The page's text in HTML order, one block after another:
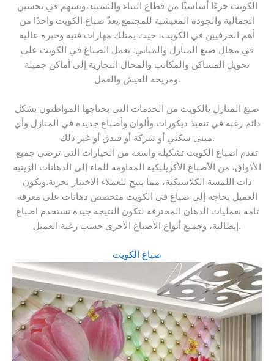
الكويت جزءًا أساسيًا من قطاع البناء والتشييد،وتسهم في تحسين
الجمالية والجودة المعيشية للمجتمع.يعدّ صباغ الكويت واحدًا من
أهم الحرفيين في الكويت، حيث يمتلك مهارات فنية وخبرة عالية
في مجال صبغ المنازل والمباني. يعمل الصباغ في الكويت على
تحويل المساكن والمكاتب والمحال التجارية إلى أماكن جميلة
ومريحة للعيش والعمل.
صبغ المنازل بالكويت من الخدمات التي يحتاجها المواطنون بشكل
دائم رغبة في تنفيذ ديكورات وألوان وأصباغ جديدة في المنازل وأي
مبنى سكني أو شركة أو فندق أو غير ذلك.
تقدم اصباغ الكويت تشكيلة واسعة من الخيارات التي ترضي جميع
الأذواق، من الأصباغ الأكريليكية المقاومة للماء إلى الدهانات الزيتية
ذات اللمسة الكلاسيكية، مما يتيح للعملاء الاختيار بحرية.ويكون
العميل بحاجة إلي صباغ في الكويت متخصص دهانات على معرفة
تامة بعمليات الدهان المحترفة لتكون النتيجة جيدة نستخدم اصباغ
إيطالية، وجميع أنواع الأصباغ الأخرى حسب رغبة العميل.
صباغ الكويت